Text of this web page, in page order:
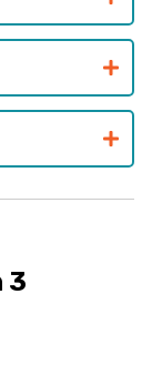
3